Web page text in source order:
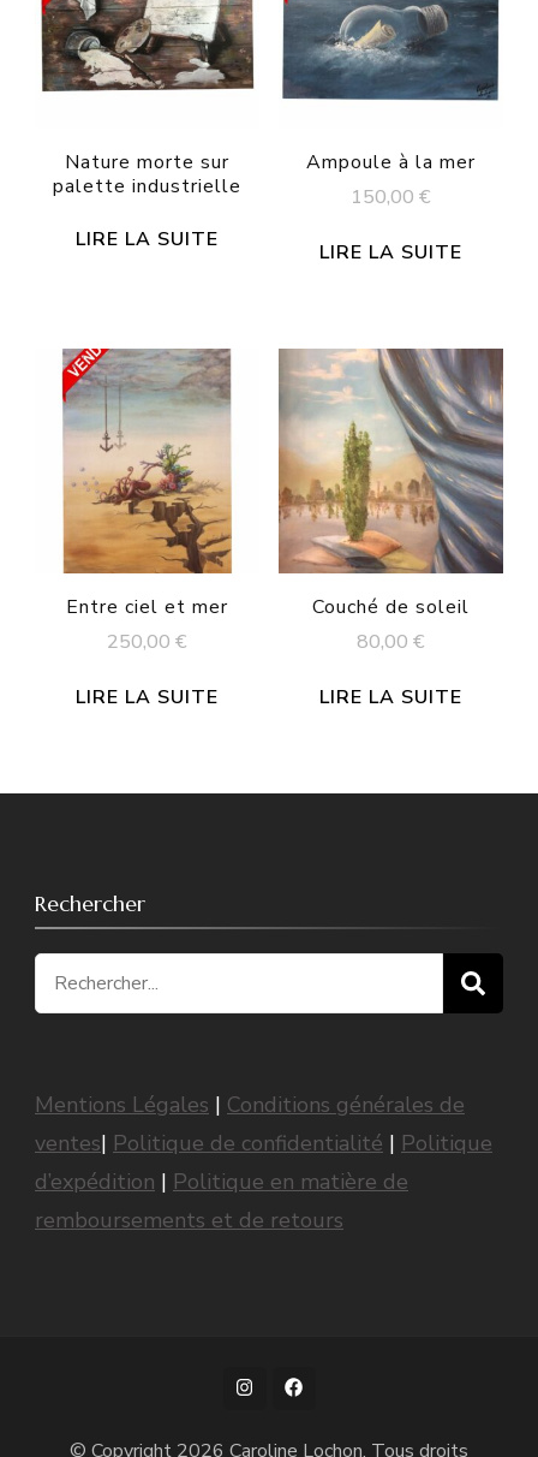
Nature morte sur
palette industrielle
LIRE LA SUITE
Ampoule à la mer
150,00 €
LIRE LA SUITE
Entre ciel et mer
250,00€
LIRE LA SUITE
Couché de soleil
80,00 €
LIRE LA SUITE
Rechercher
Recherche
pour
Mentions Légales | Conditions générales de
ventes| Politique de confidentialité | Politique
d’expédition | Politique en matière de
remboursements et de retours
© Copyright 2026 Caroline Lochon. Tous droits